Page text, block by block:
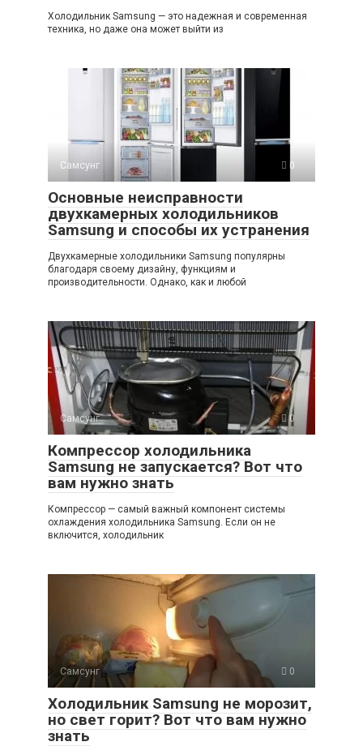
Холодильник Samsung — это надежная и современная
техника, но даже она может выйти из
Самсунг 0
Основные неисправности
двухкамерных холодильников
Samsung и способы их устранения
Двухкамерные холодильники Samsung популярны
благодаря своему дизайну, функциям и
производительности. Однако, как и любой
Самсунг 0
Компрессор холодильника
Samsung не запускается? Вот что
вам нужно знать
Компрессор — самый важный компонент системы
охлаждения холодильника Samsung. Если он не
включится, холодильник
Самсунг 0
Холодильник Samsung не морозит,
но свет горит? Вот что вам нужно
знать